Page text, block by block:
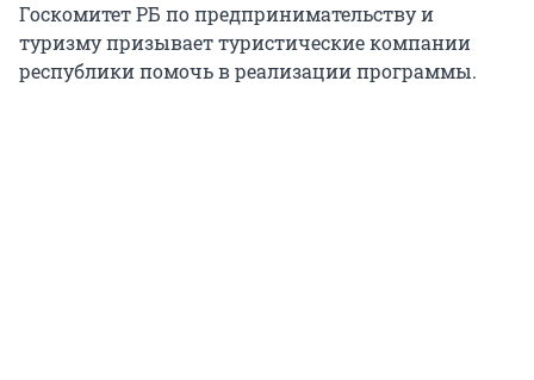
Госкомитет РБ по предпринимательству и
туризму призывает туристические компании
республики помочь в реализации программы.